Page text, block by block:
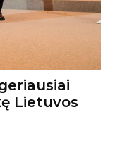
Lietuvos